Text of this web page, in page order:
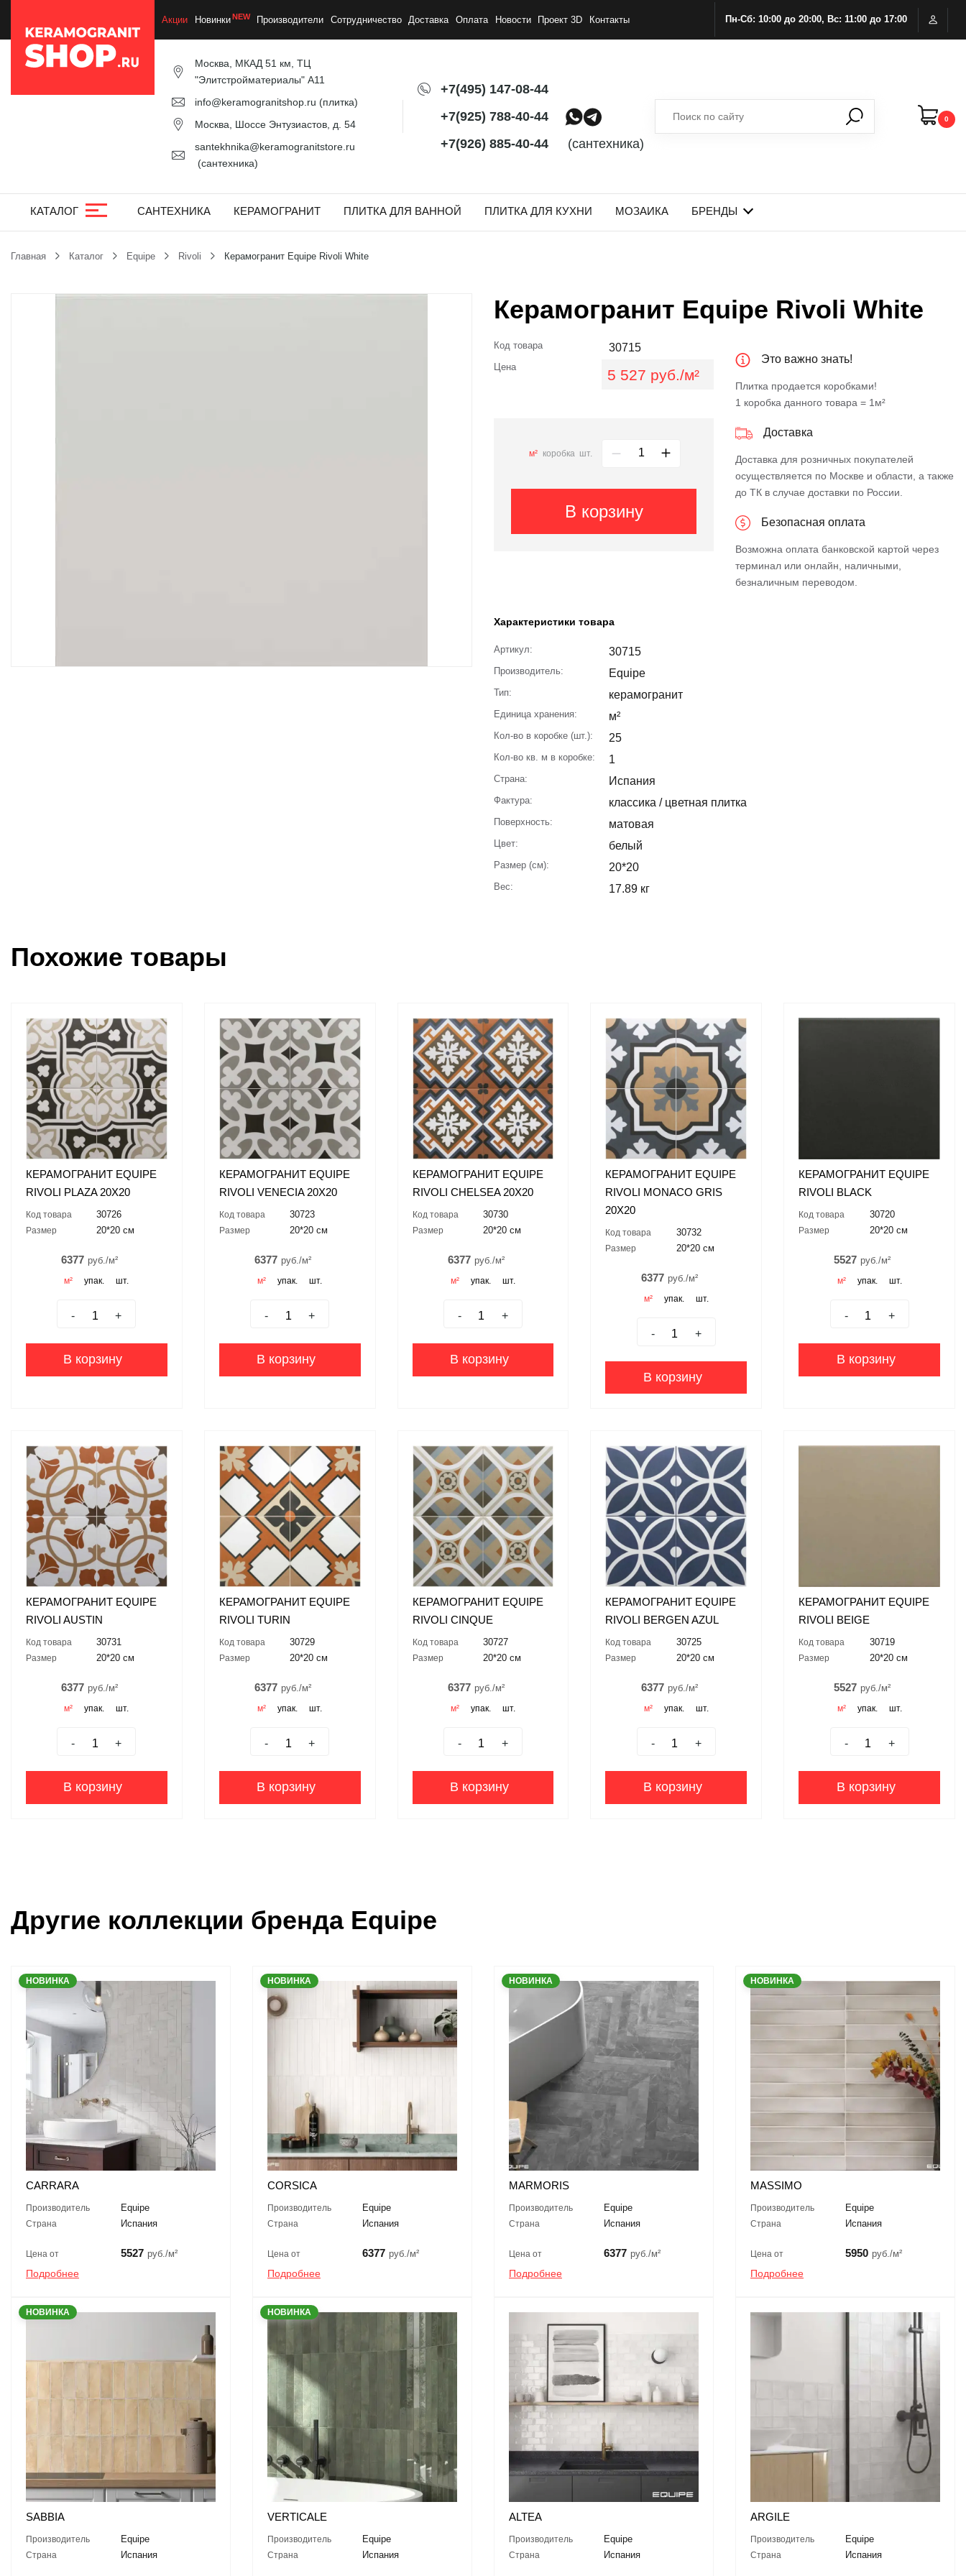
Акции Новинки Производители Сотрудничество Доставка Оплата Новости Проект 3D Контакты Пн-Сб: 10:00 до 20:00, Вс: 11:00 до 17:00
Москва, МКАД 51 км, ТЦ
"Элитстройматериалы" А11
info@keramogranitshop.ru (плитка)
Москва, Шоссе Энтузиастов, д. 54
santekhnika@keramogranitstore.ru
(сантехника)
+7(495) 147-08-44
+7(925) 788-40-44
+7(926) 885-40-44
(сантехника)
0
КАТАЛОГ САНТЕХНИКА КЕРАМОГРАНИТ ПЛИТКА ДЛЯ ВАННОЙ ПЛИТКА ДЛЯ КУХНИ МОЗАИКА БРЕНДЫ
Главная Каталог Equipe Rivoli Керамогранит Equipe Rivoli White
Керамогранит Equipe Rivoli White
Код товара 30715
Цена 5 527 руб./м²
м² коробка шт.
В корзину
Это важно знать!
Плитка продается коробками!
1 коробка данного товара = 1м²
Доставка
Доставка для розничных покупателей
осуществляется по Москве и области, а также
до ТК в случае доставки по России.
Безопасная оплата
Возможна оплата банковской картой через
терминал или онлайн, наличными,
безналичным переводом.
Характеристики товара
Артикул: 30715
Производитель: Equipe
Тип: керамогранит
Единица хранения: м²
Кол-во в коробке (шт.): 25
Кол-во кв. м в коробке: 1
Страна: Испания
Фактура: классика / цветная плитка
Поверхность: матовая
Цвет: белый
Размер (см): 20*20
Вес: 17.89 кг
Похожие товары
КЕРАМОГРАНИТ EQUIPE
RIVOLI PLAZA 20X20
Код товара 30726
Размер 20*20 см
6377 руб./м²
м² упак. шт.
- +
В корзину
КЕРАМОГРАНИТ EQUIPE
RIVOLI VENECIA 20X20
Код товара 30723
Размер 20*20 см
6377 руб./м²
м² упак. шт.
- +
В корзину
КЕРАМОГРАНИТ EQUIPE
RIVOLI CHELSEA 20X20
Код товара 30730
Размер 20*20 см
6377 руб./м²
м² упак. шт.
- +
В корзину
КЕРАМОГРАНИТ EQUIPE
RIVOLI MONACO GRIS
20X20
Код товара 30732
Размер 20*20 см
6377 руб./м²
м² упак. шт.
- +
В корзину
КЕРАМОГРАНИТ EQUIPE
RIVOLI BLACK
Код товара 30720
Размер 20*20 см
5527 руб./м²
м² упак. шт.
- +
В корзину
КЕРАМОГРАНИТ EQUIPE
RIVOLI AUSTIN
Код товара 30731
Размер 20*20 см
6377 руб./м²
м² упак. шт.
- +
В корзину
КЕРАМОГРАНИТ EQUIPE
RIVOLI TURIN
Код товара 30729
Размер 20*20 см
6377 руб./м²
м² упак. шт.
- +
В корзину
КЕРАМОГРАНИТ EQUIPE
RIVOLI CINQUE
Код товара 30727
Размер 20*20 см
6377 руб./м²
м² упак. шт.
- +
В корзину
КЕРАМОГРАНИТ EQUIPE
RIVOLI BERGEN AZUL
Код товара 30725
Размер 20*20 см
6377 руб./м²
м² упак. шт.
- +
В корзину
КЕРАМОГРАНИТ EQUIPE
RIVOLI BEIGE
Код товара 30719
Размер 20*20 см
5527 руб./м²
м² упак. шт.
- +
В корзину
Другие коллекции бренда Equipe
НОВИНКА
CARRARA
Производитель Equipe
Страна Испания
Цена от 5527 руб./м²
Подробнее
НОВИНКА
CORSICA
Производитель Equipe
Страна Испания
Цена от 6377 руб./м²
Подробнее
НОВИНКА
MARMORIS
Производитель Equipe
Страна Испания
Цена от 6377 руб./м²
Подробнее
НОВИНКА
MASSIMO
Производитель Equipe
Страна Испания
Цена от 5950 руб./м²
Подробнее
НОВИНКА
SABBIA
Производитель Equipe
Страна Испания
НОВИНКА
VERTICALE
Производитель Equipe
Страна Испания
ALTEA
Производитель Equipe
Страна Испания
ARGILE
Производитель Equipe
Страна Испания